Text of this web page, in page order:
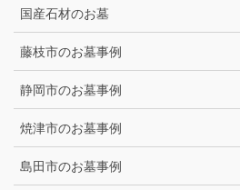
国産石材のお墓
藤枝市のお墓事例
静岡市のお墓事例
焼津市のお墓事例
島田市のお墓事例